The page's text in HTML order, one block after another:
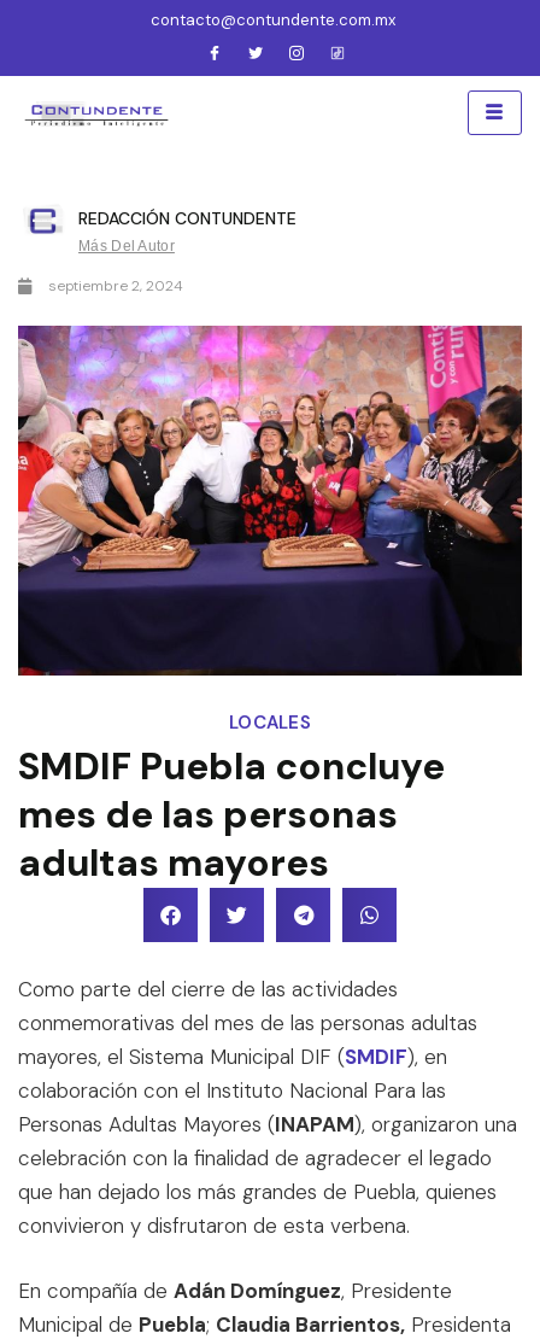
contacto@contundente.com.mx
REDACCIÓN CONTUNDENTE
Más Del Autor
septiembre 2, 2024
LOCALES
SMDIF Puebla concluye
mes de las personas
adultas mayores
Como parte del cierre de las actividades
conmemorativas del mes de las personas adultas
mayores, el Sistema Municipal DIF (SMDIF), en
colaboración con el Instituto Nacional Para las
Personas Adultas Mayores (INAPAM), organizaron una
celebración con la finalidad de agradecer el legado
que han dejado los más grandes de Puebla, quienes
convivieron y disfrutaron de esta verbena.
En compañía de Adán Domínguez, Presidente
Municipal de Puebla; Claudia Barrientos, Presidenta